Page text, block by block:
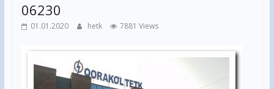
06230
01.01.2020 hetk 7881 Views